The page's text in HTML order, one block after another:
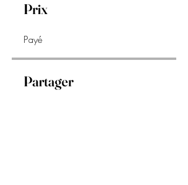
Prix
Payé
Partager